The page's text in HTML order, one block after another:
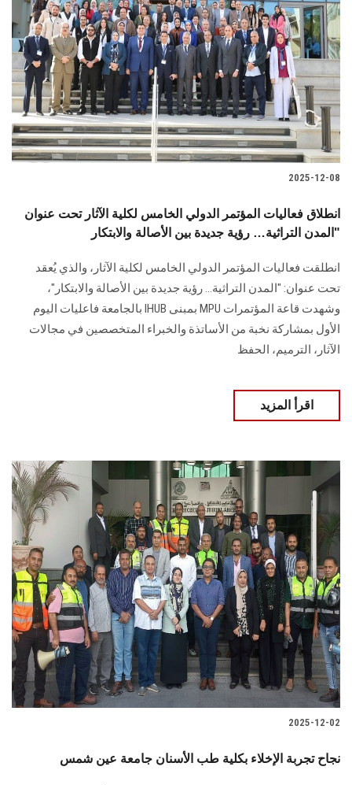
2025-12-08
انطلاق فعاليات المؤتمر الدولي الخامس لكلية الآثار تحت عنوان
"المدن التراثية… رؤية جديدة بين الأصالة والابتكار
انطلقت فعاليات المؤتمر الدولي الخامس لكلية الآثار، والذي يُعقد
تحت عنوان: "المدن التراثية… رؤية جديدة بين الأصالة والابتكار"،
وشهدت قاعة المؤتمرات MPU بمبنى IHUB بالجامعة فاعليات اليوم
الأول بمشاركة نخبة من الأساتذة والخبراء المتخصصين في مجالات
الآثار، الترميم، الحفظ
اقرأ المزيد
2025-12-02
نجاح تجربة الإخلاء بكلية طب الأسنان جامعة عين شمس